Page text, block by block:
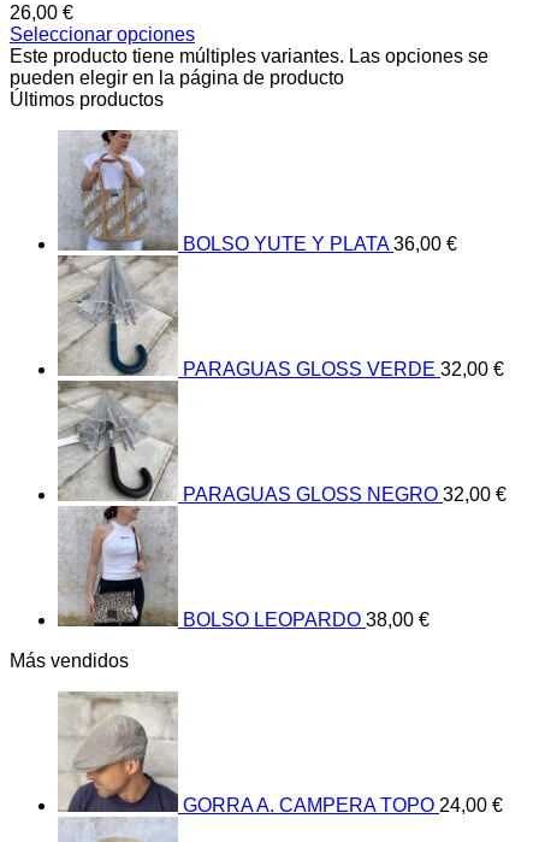
26,00 €
Seleccionar opciones
Este producto tiene múltiples variantes. Las opciones se
pueden elegir en la página de producto
Últimos productos
BOLSO YUTE Y PLATA 36,00 €
PARAGUAS GLOSS VERDE 32,00 €
PARAGUAS GLOSS NEGRO 32,00 €
BOLSO LEOPARDO 38,00 €
Más vendidos
GORRA A. CAMPERA TOPO 24,00 €